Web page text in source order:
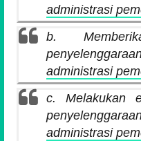
administrasi
b.
administrasi
c. Melakukan
administrasi